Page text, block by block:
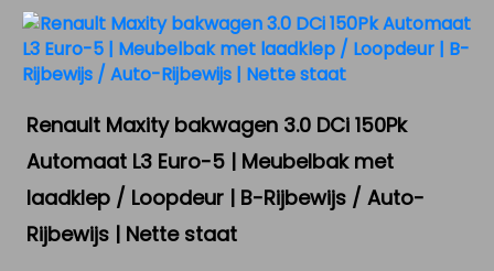
Renault Maxity bakwagen 3.0 DCi 150Pk
Automaat L3 Euro-5 | Meubelbak met
laadklep / Loopdeur | B-Rijbewijs / Auto-
Rijbewijs | Nette staat